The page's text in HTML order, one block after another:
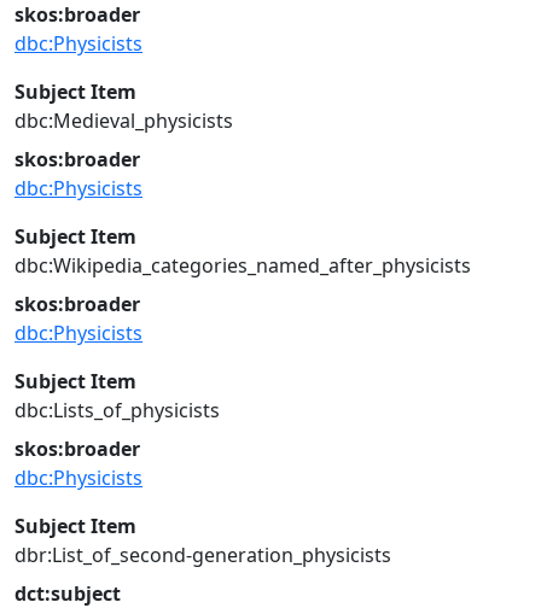
skos:broader
dbc:Physicists
Subject Item
dbc:Medieval_physicists
skos:broader
dbc:Physicists
Subject Item
dbc:Wikipedia_categories_named_after_physicists
skos:broader
dbc:Physicists
Subject Item
dbc:Lists_of_physicists
skos:broader
dbc:Physicists
Subject Item
dbr:List_of_second-generation_physicists
dct:subject